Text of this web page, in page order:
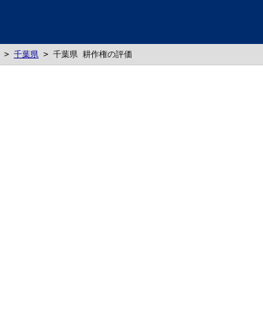
> 千葉県 > 千葉県 耕作権の評価